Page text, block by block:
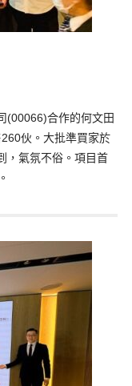
(00066)合作的何文田
伙。大批準買家於
，氣氛不俗。項目首